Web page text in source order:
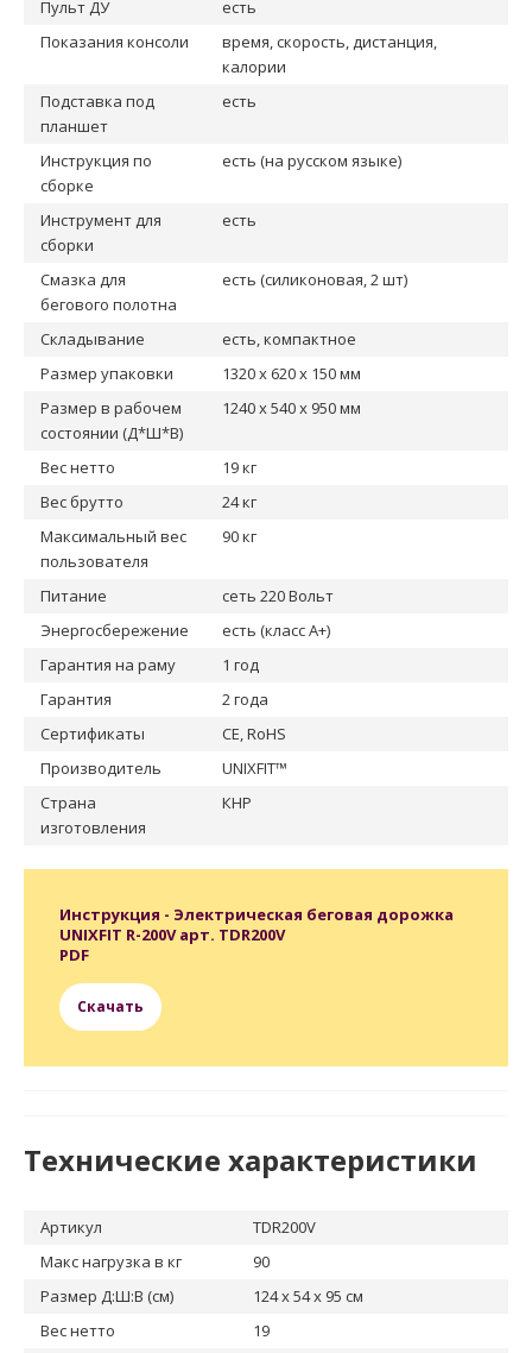
Пульт ДУ
есть
Показания консоли
время, скорость, дистанция,
калории
Подставка под
планшет
есть
Инструкция по
сборке
есть (на русском языке)
Инструмент для
сборки
есть
Смазка для
бегового полотна
есть (силиконовая, 2 шт)
Складывание
есть, компактное
Размер упаковки
1320 x 620 x 150 мм
Размер в рабочем
состоянии (Д*Ш*В)
1240 х 540 х 950 мм
Вес нетто
19 кг
Вес брутто
24 кг
Максимальный вес
пользователя
90 кг
Питание
сеть 220 Вольт
Энергосбережение
есть (класс А+)
Гарантия на раму
1 год
Гарантия
2 года
Сертификаты
CE, RoHS
Производитель
UNIXFIT™
Страна
изготовления
КНР
Инструкция - Электрическая беговая дорожка
UNIXFIT R-200V арт. TDR200V
PDF
Скачать
Технические характеристики
Артикул
TDR200V
Макс нагрузка в кг
90
Размер Д:Ш:В (см)
124 х 54 х 95 см
Вес нетто
19